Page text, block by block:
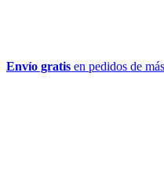
Envío gratis en pedidos de